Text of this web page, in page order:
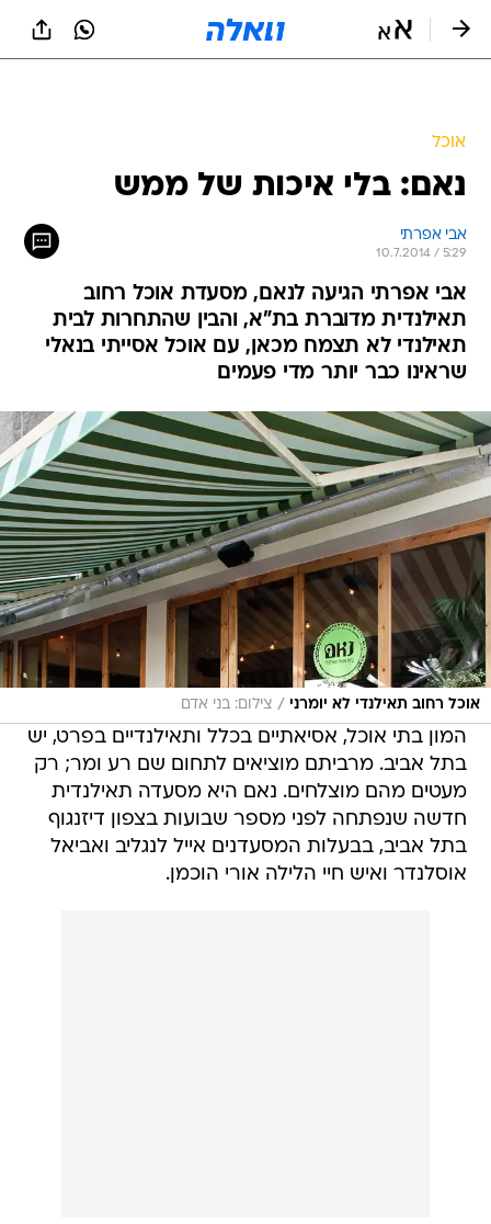
אוכל
נאם: בלי איכות של ממש
אבי אפרתי
10.7.2014 / 5:29
אבי אפרתי הגיעה לנאם, מסעדת אוכל רחוב
תאילנדית מדוברת בת"א, והבין שהתחרות לבית
תאילנדי לא תצמח מכאן, עם אוכל אסייתי בנאלי
שראינו כבר יותר מדי פעמים
אוכל רחוב תאילנדי לא יומרני / צילום: בני אדם
המון בתי אוכל, אסיאתיים בכלל ותאילנדיים בפרט, יש
בתל אביב. מרביתם מוציאים לתחום שם רע ומר; רק
מעטים מהם מוצלחים. נאם היא מסעדה תאילנדית
חדשה שנפתחה לפני מספר שבועות בצפון דיזנגוף
בתל אביב, בבעלות המסעדנים אייל לנגליב ואביאל
אוסלנדר ואיש חיי הלילה אורי הוכמן.